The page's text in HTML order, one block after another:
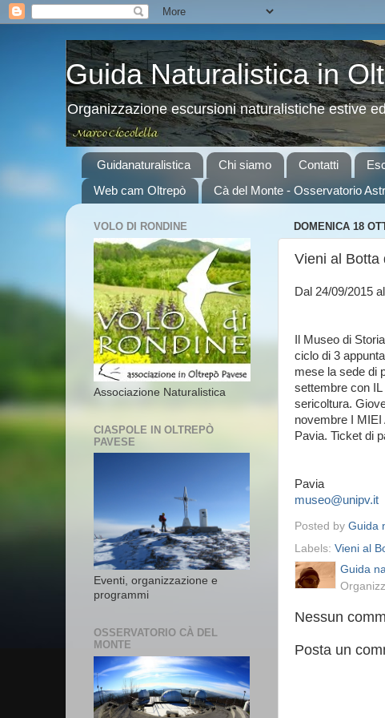
Guida Naturalistica in
Organizzazione escursioni naturalistiche estive
Guidanaturalistica Chi siamo Contatti
Web cam Oltrepò
Cà del Monte - Osservatorio
DOMENICA 18
Vieni al Botta
Dal 24/09/2015
Il Museo di
ciclo di 3
mese la sede di
settembre con
sericoltura.
novembre I MIEI
Pavia. Ticket di
Pavia
museo@unipv.it
Posted by Guida
Labels: Vieni al
Guida
Nessun
Posta un
VOLO DI RONDINE
Associazione Naturalistica
CIASPOLE IN OLTREPÒ
PAVESE
Eventi, organizzazione e
programmi
OSSERVATORIO CÀ DEL
MONTE